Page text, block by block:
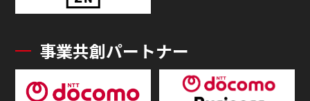
事業共創パートナー